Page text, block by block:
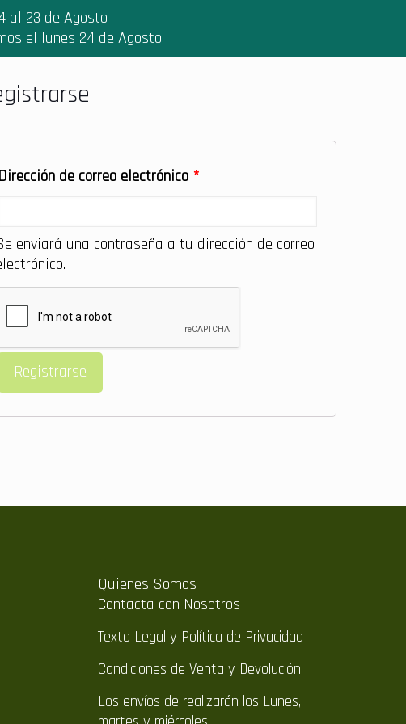
al 23 de Agosto
el lunes 24 de Agosto
Dirección de correo electrónico *
enviará una contraseña a tu dirección de correo
Registrarse
Quienes Somos
Contacta con Nosotros
Texto Legal y Política de Privacidad
Condiciones de Venta y Devolución
Los envíos de realizarán los Lunes,